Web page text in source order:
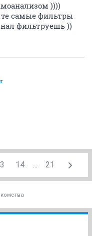
))))
самые фильтры
фильтруешь ))
14 ... 21